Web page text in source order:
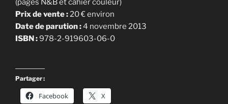
(pages N&B et cahier couleur)
Prix de vente :20 € environ
Date de parution :4 novembre 2013
ISBN :978-2-919603-06-0
Partager :
Facebook X